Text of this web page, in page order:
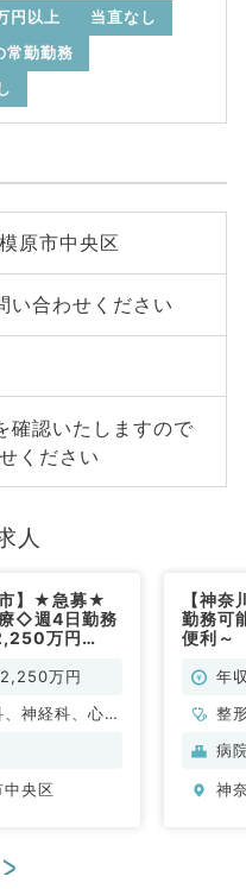
円以上
当直なし
常勤勤務
原市中央区
い合わせください
確認いたしますので
ください
人
市】★急募★
◇週4日勤務
万円
万円
神経科、心療
、リウマチ
経外科、呼吸
咽喉科、気管
中央区
【神
勤務可
便利～
年
整
病
神
>